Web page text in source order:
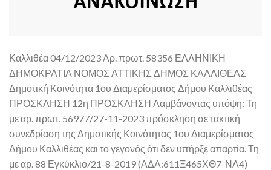
Καλλιθέα 04/12/2023 Αρ. πρωτ. 58356 ΕΛΛΗΝΙΚΗ
ΔΗΜΟΚΡΑΤΙΑ ΝΟΜΟΣ ΑΤΤΙΚΗΣ ΔΗΜΟΣ ΚΑΛΛΙΘΕΑΣ
Δημοτική Κοινότητα 1ου Διαμερίσματος Δήμου Καλλιθέας
ΠΡΟΣΚΛΗΣΗ 12η ΠΡΟΣΚΛΗΣΗ Λαμβάνοντας υπόψη: Τη
με αρ. πρωτ. 56977/27-11-2023 πρόσκληση σε τακτική
συνεδρίαση της Δημοτικής Κοινότητας 1ου Διαμερίσματος
Δήμου Καλλιθέας και το γεγονός ότι δεν υπήρξε απαρτία. Τη
με αρ. 88 Εγκύκλιο/21-8-2019 (ΑΔΑ:611Ξ465ΧΘ7-ΝΛ4)